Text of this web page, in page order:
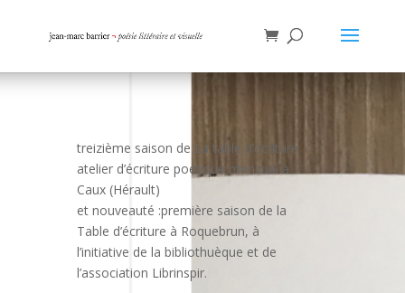
treizième saison de La table d’écriture
atelier d’écriture poétique mensuel à
Caux (Hérault)
et nouveauté :première saison de la
Table d’écriture à Roquebrun, à
l’initiative de la bibliothuèque et de
l’association Librinspir.